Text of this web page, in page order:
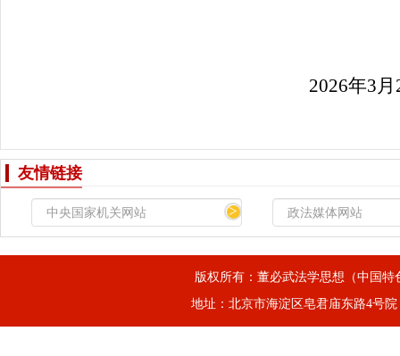
2026年3
友情链接
>
版权所有：董必武法学思想（中国
地址：北京市海淀区皂君庙东路4号院